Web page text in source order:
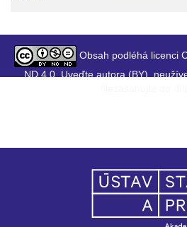
Obsah podléhá licenci
ND 4.0. Uveďte autora (BY),